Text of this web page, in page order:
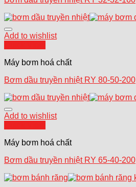
Add to wishlist
Máy bơm hoá chất
Bơm dầu truyền nhiệt RY 80-50-200
Add to wishlist
Máy bơm hoá chất
Bơm dầu truyền nhiệt RY 65-40-200